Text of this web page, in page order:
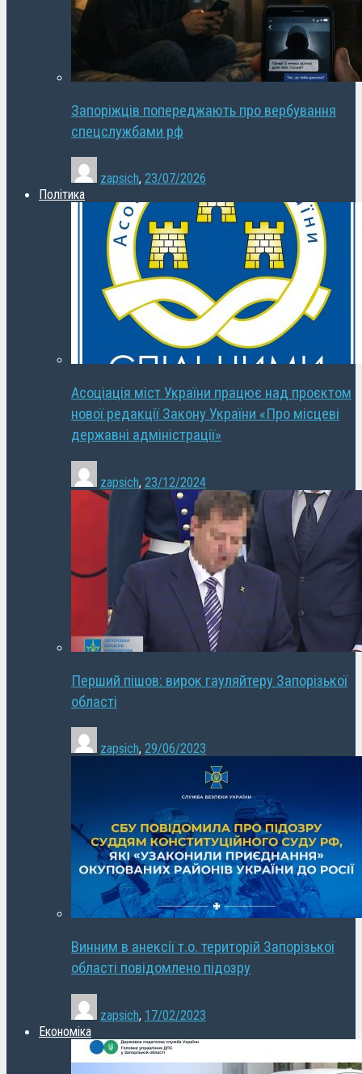
Запоріжців попереджають про вербування
спецслужбами рф
zapsich, 23/07/2026
Політика
Асоціація міст України працює над проєктом
нової редакції Закону України «Про місцеві
державні адміністрації»
zapsich, 23/12/2024
Перший пішов: вирок гауляйтеру Запорізької
області
zapsich, 29/06/2023
Винним в анексії т.о. територій Запорізької
області повідомлено підозру
zapsich, 17/02/2023
Економіка